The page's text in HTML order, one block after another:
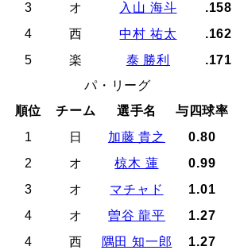
3
オ 入山 海斗
.158
4
西 中村 祐太
.162
5
楽 泰 勝利
.171
パ・リーグ
順位
チーム 選手名
与四球率
1
日 加藤 貴之
0.80
2
オ 椋木 蓮
0.99
3
オ マチャド
1.01
4
オ 曽谷 龍平
1.27
4
西 隅田 知一郎
1.27